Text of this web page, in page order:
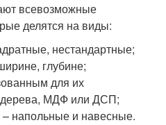
всевозможные
делятся на виды:
нестандартные;
глубине;
для их
дерева, МДФ или ДСП;
напольные и навесные.